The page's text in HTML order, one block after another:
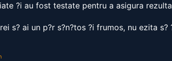
?i au fost testate pentru a asigura
s? ai un p?r s?n?tos ?i frumos, nu ezita